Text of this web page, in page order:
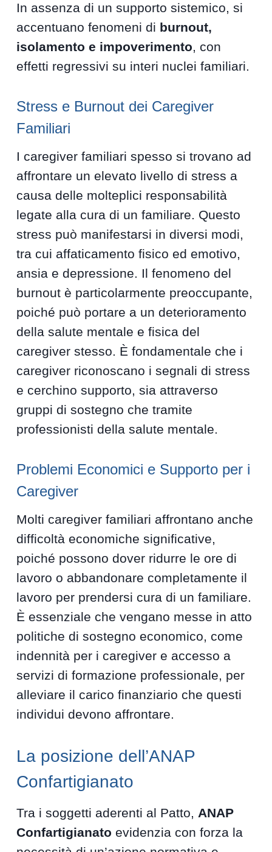
In assenza di un supporto sistemico, si
accentuano fenomeni di burnout,
isolamento e impoverimento, con
effetti regressivi su interi nuclei familiari.
Stress e Burnout dei Caregiver
Familiari
I caregiver familiari spesso si trovano ad
affrontare un elevato livello di stress a
causa delle molteplici responsabilità
legate alla cura di un familiare. Questo
stress può manifestarsi in diversi modi,
tra cui affaticamento fisico ed emotivo,
ansia e depressione. Il fenomeno del
burnout è particolarmente preoccupante,
poiché può portare a un deterioramento
della salute mentale e fisica del
caregiver stesso. È fondamentale che i
caregiver riconoscano i segnali di stress
e cerchino supporto, sia attraverso
gruppi di sostegno che tramite
professionisti della salute mentale.
Problemi Economici e Supporto per i
Caregiver
Molti caregiver familiari affrontano anche
difficoltà economiche significative,
poiché possono dover ridurre le ore di
lavoro o abbandonare completamente il
lavoro per prendersi cura di un familiare.
È essenziale che vengano messe in atto
politiche di sostegno economico, come
indennità per i caregiver e accesso a
servizi di formazione professionale, per
alleviare il carico finanziario che questi
individui devono affrontare.
La posizione dell’ANAP
Confartigianato
Tra i soggetti aderenti al Patto, ANAP
Confartigianato evidenzia con forza la